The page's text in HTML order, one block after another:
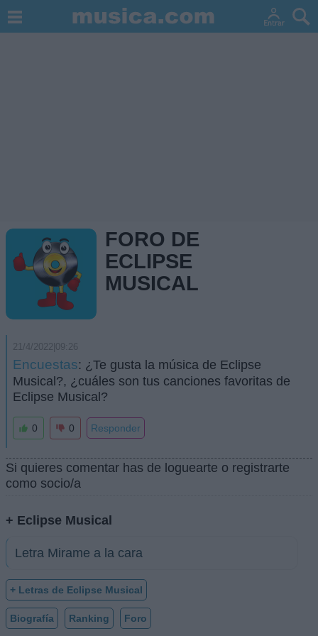
FORO DE
ECLIPSE
MUSICAL
21/4/2022|09:26
Encuestas: ¿Te gusta la música de Eclipse
Musical?, ¿cuáles son tus canciones favoritas de
Eclipse Musical?
0 0 Responder
Si quieres comentar has de loguearte o registrarte
como socio/a
+ Eclipse Musical
Letra Mirame a la cara
+ Letras de Eclipse Musical
Biografía Ranking Foro